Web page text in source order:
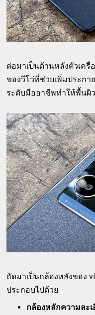
ต่อมาเป็นด้านหลังตัวเครื่
ของวีโว่ที่ช่วยเพิ่มประก
ระดับมืออาชีพทำให้พื้นผิ
ถัดมาเป็นกล้องหลังของ
ประกอบไปด้วย
กล้องหลักความละเ